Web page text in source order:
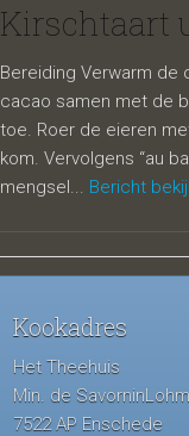
Kirschtaart
Bereiding Verwarm de
cacao samen met de
toe. Roer de eieren
kom. Vervolgens “au
mengsel... Bericht
Kookadres
Het Theehuis
Min. de
7522 AP Enschede